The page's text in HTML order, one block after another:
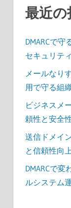
最近の
DMARCで
セキュリテ
メールなり
用で守る組
ビジネスメ
頼性と安全
送信ドメイ
と信頼性向
DMARCで
ルシステム